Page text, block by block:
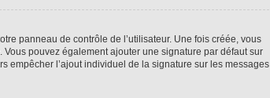
panneau de contrôle de l’utilisateur. Une fois créée, vous
pouvez également ajouter une signature par défaut sur
empêcher l’ajout individuel de la signature sur les messages